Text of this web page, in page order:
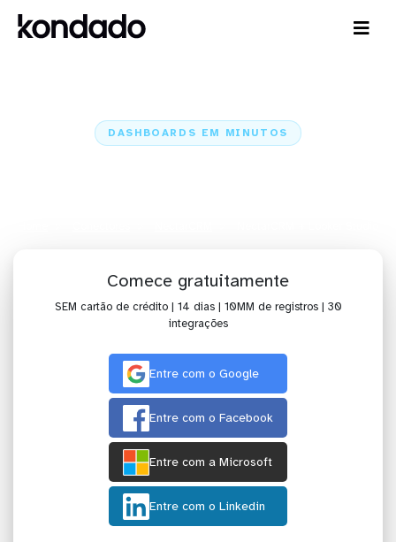
DASHBOARDS EM MINUTOS
Comece gratuitamente
SEM cartão de crédito | 14 dias | 10MM de registros | 30
integrações
Entre com o Google
Entre com o Facebook
Entre com a Microsoft
Entre com o Linkedin